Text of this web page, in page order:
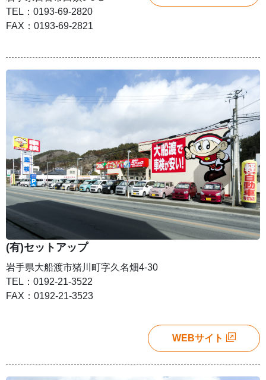
TEL：0193-69-2820
FAX：0193-69-2821
(有)セットアップ
岩手県大船渡市猪川町字久名畑4-30
TEL：0192-21-3522
FAX：0192-21-3523
WEBサイト